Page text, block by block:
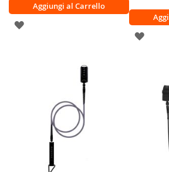
Aggiungi al Carrello
AGGIUNGI